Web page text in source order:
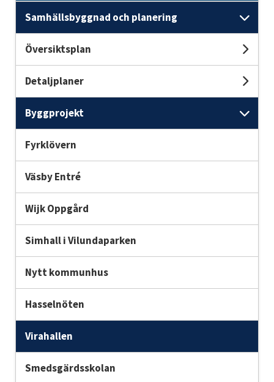
Samhällsbyggnad och planering
Översiktsplan
Detaljplaner
Byggprojekt
Fyrklövern
Väsby Entré
Wijk Oppgård
Simhall i Vilundaparken
Nytt kommunhus
Hasselnöten
Virahallen
Smedsgärdsskolan